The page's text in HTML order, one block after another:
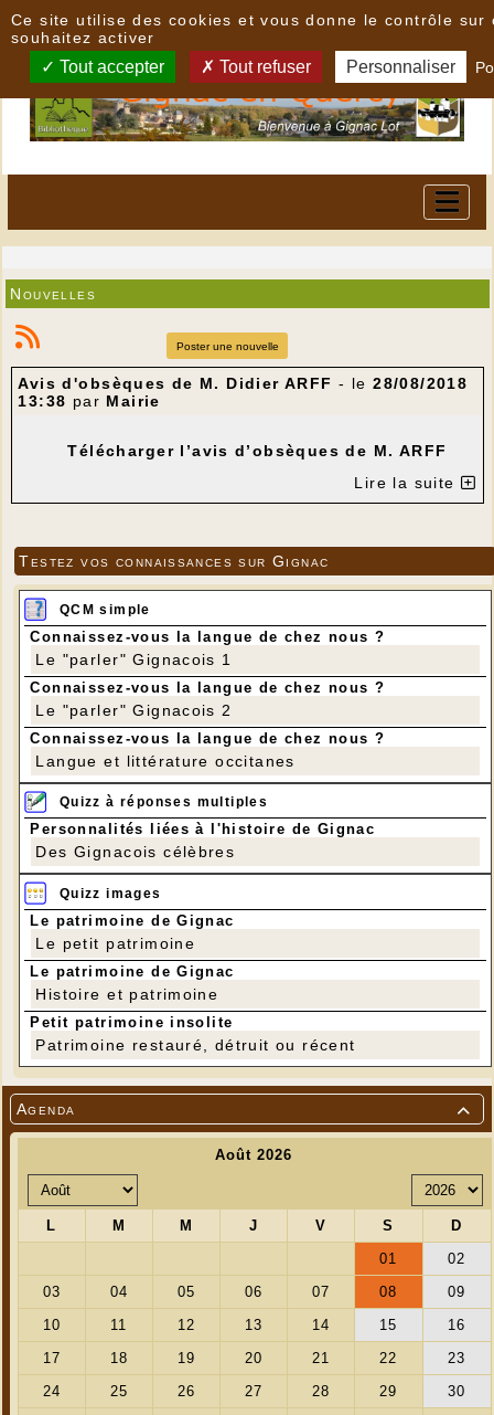

Agenda
Nouvelles
Poster une nouvelle
Avis d'obsèques de M. Didier ARFF - le28/08/2018
13:38 par Mairie
Télécharger l’avis d’obsèques de M. ARFF
Lire la suite
Testez vos connaissances sur Gignac
QCM simple
Connaissez-vous la langue de chez nous ?
Le "parler" Gignacois 1
Connaissez-vous la langue de chez nous ?
Le "parler" Gignacois 2
Connaissez-vous la langue de chez nous ?
Langue et littérature occitanes
Quizz à réponses multiples
Personnalités liées à l'histoire de Gignac
Des Gignacois célèbres
Quizz images
Le patrimoine de Gignac
Le petit patrimoine
Le patrimoine de Gignac
Histoire et patrimoine
Petit patrimoine insolite
Patrimoine restauré, détruit ou récent
Ce site utilise des cookies et vous donne le contrôle sur
souhaitez activer
Tout accepter Tout refuser Personnaliser